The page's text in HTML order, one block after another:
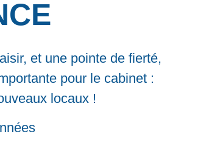
et une pointe de fierté,
pour le cabinet :
locaux !